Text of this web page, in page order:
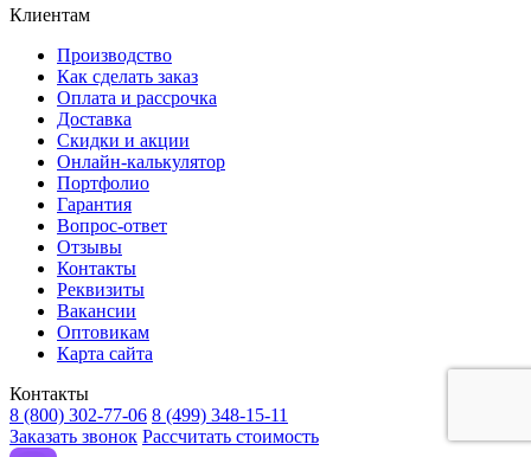
Клиентам
Производство
Как сделать заказ
Оплата и рассрочка
Доставка
Скидки и акции
Онлайн-калькулятор
Портфолио
Гарантия
Вопрос-ответ
Отзывы
Контакты
Реквизиты
Вакансии
Оптовикам
Карта сайта
Контакты
8 (800) 302-77-06 8 (499) 348-15-11
Заказать звонок Рассчитать стоимость